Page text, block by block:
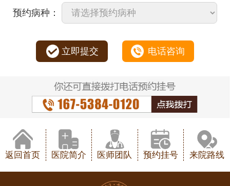
预约病种：
立即提交 电话咨询
返回首页 医院简介 医师团队 预约挂号 来院路线